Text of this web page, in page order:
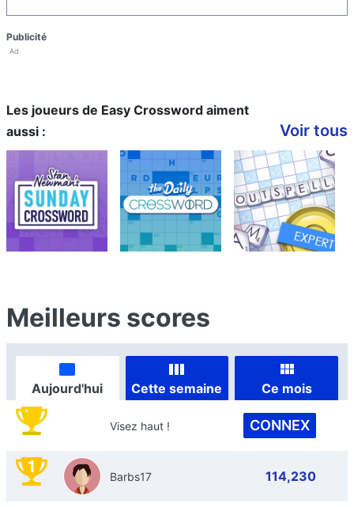
Publicité
Ad
Les joueurs de Easy Crossword aiment
aussi :
Voir tous
Meilleurs scores
Aujourd'hui Cette semaine Ce mois
Visez haut ! CONNEX
1 Barbs17 114,230